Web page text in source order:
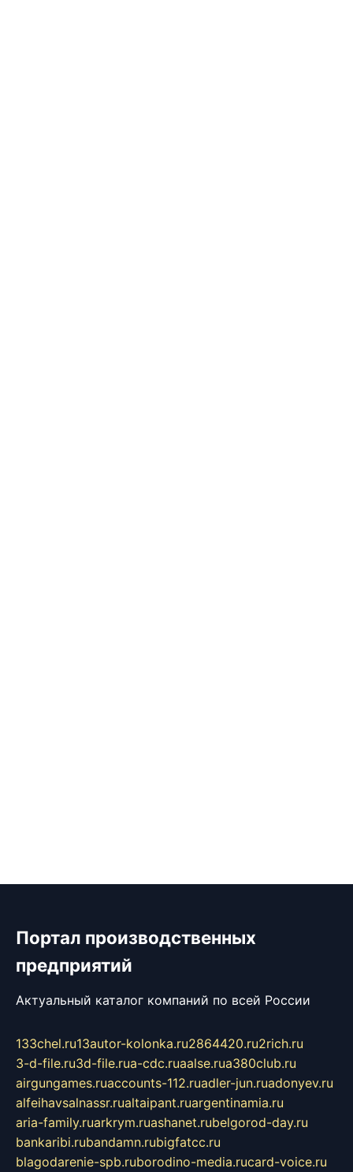
Портал производственных
предприятий
Актуальный каталог компаний по всей России
133chel.ru13autor-kolonka.ru2864420.ru2rich.ru
3-d-file.ru3d-file.rua-cdc.ruaalse.rua380club.ru
airgungames.ruaccounts-112.ruadler-jun.ruadonyev.ru
alfeihavsalnassr.rualtaipant.ruargentinamia.ru
aria-family.ruarkrym.ruashanet.rubelgorod-day.ru
bankaribi.rubandamn.rubigfatcc.ru
blagodarenie-spb.ruborodino-media.rucard-voice.ru